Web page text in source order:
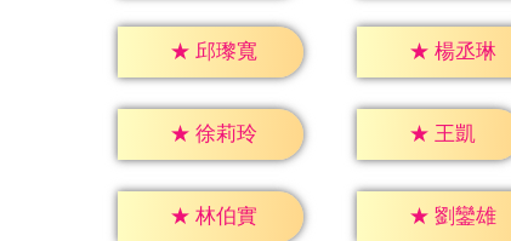
★ 邱瓈寬 ★ 楊丞琳
★ 徐莉玲 ★ 王凱
★ 林伯實 ★ 劉鑾雄